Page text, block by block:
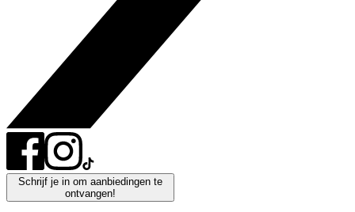
Schrijf je in om aanbiedingen te
ontvangen!